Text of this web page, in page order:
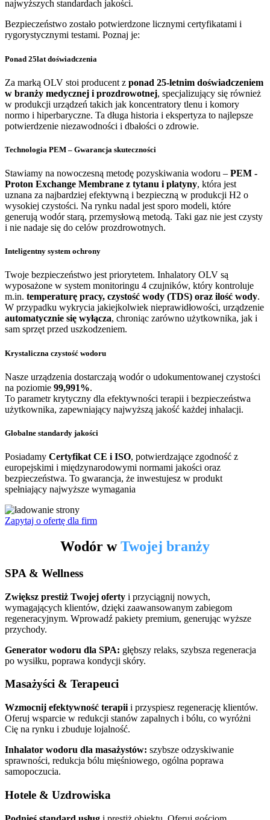
najwyższych standardach jakości.
Bezpieczeństwo zostało potwierdzone licznymi certyfikatami i
rygorystycznymi testami. Poznaj je:
Ponad 25lat doświadczenia
Za marką OLV stoi producent z ponad 25-letnim doświadczeniem
w branży medycznej i prozdrowotnej, specjalizujący się również
w produkcji urządzeń takich jak koncentratory tlenu i komory
normo i hiperbaryczne. Ta długa historia i ekspertyza to najlepsze
potwierdzenie niezawodności i dbałości o zdrowie.
Technologia PEM – Gwarancja skuteczności
Stawiamy na nowoczesną metodę pozyskiwania wodoru – PEM -
Proton Exchange Membrane z tytanu i platyny, która jest
uznana za najbardziej efektywną i bezpieczną w produkcji H2 o
wysokiej czystości. Na rynku nadal jest sporo modeli, które
generują wodór starą, przemysłową metodą. Taki gaz nie jest czysty
i nie nadaje się do celów prozdrowotnych.
Inteligentny system ochrony
Twoje bezpieczeństwo jest priorytetem. Inhalatory OLV są
wyposażone w system monitoringu 4 czujników, który kontroluje
m.in. temperaturę pracy, czystość wody (TDS) oraz ilość wody.
W przypadku wykrycia jakiejkolwiek nieprawidłowości, urządzenie
automatycznie się wyłącza, chroniąc zarówno użytkownika, jak i
sam sprzęt przed uszkodzeniem.
Krystaliczna czystość wodoru
Nasze urządzenia dostarczają wodór o udokumentowanej czystości
na poziomie 99,991%.
To parametr krytyczny dla efektywności terapii i bezpieczeństwa
użytkownika, zapewniający najwyższą jakość każdej inhalacji.
Globalne standardy jakości
Posiadamy Certyfikat CE i ISO, potwierdzające zgodność z
europejskimi i międzynarodowymi normami jakości oraz
bezpieczeństwa. To gwarancja, że inwestujesz w produkt
spełniający najwyższe wymagania
Zapytaj o ofertę dla firm
Wodór wTwojej branży
SPA & Wellness
Zwiększ prestiż Twojej oferty i przyciągnij nowych,
wymagających klientów, dzięki zaawansowanym zabiegom
regeneracyjnym. Wprowadź pakiety premium, generując wyższe
przychody.
Generator wodoru dla SPA: głębszy relaks, szybsza regeneracja
po wysiłku, poprawa kondycji skóry.
Masażyści & Terapeuci
Wzmocnij efektywność terapii i przyspiesz regenerację klientów.
Oferuj wsparcie w redukcji stanów zapalnych i bólu, co wyróżni
Cię na rynku i zbuduje lojalność.
Inhalator wodoru dla masażystów: szybsze odzyskiwanie
sprawności, redukcja bólu mięśniowego, ogólna poprawa
samopoczucia.
Hotele & Uzdrowiska